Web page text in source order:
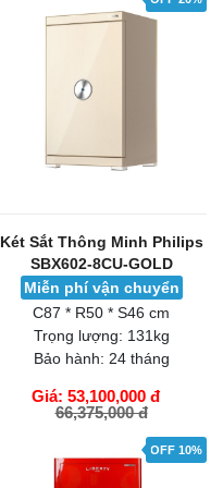
Két Sắt Thông Minh Philips
SBX602-8CU-GOLD
Miễn phí vận chuyển
C87 * R50 * S46 cm
Trọng lượng: 131kg
Bảo hành: 24 tháng
Giá: 53,100,000 đ
66,375,000 đ
GIỎ HÀNG
OFF 10%